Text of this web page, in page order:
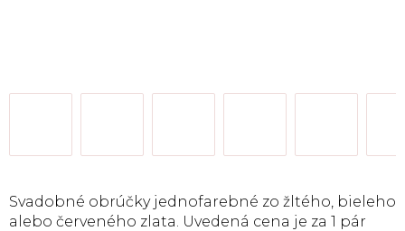
Svadobné obrúčky jednofarebné zo žltého, bieleho
alebo červeného zlata. Uvedená cena je za 1 pár